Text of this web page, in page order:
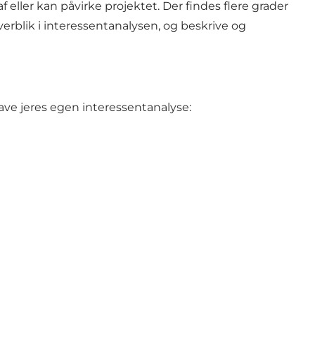
eller kan påvirke projektet. Der findes flere grader
i interessentanalysen, og beskrive og
jeres egen interessentanalyse: